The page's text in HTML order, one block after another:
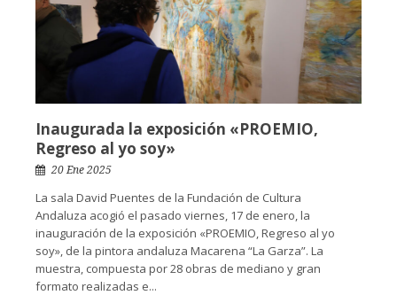
Inaugurada la exposición «PROEMIO,
Regreso al yo soy»
20 Ene 2025
La sala David Puentes de la Fundación de Cultura
Andaluza acogió el pasado viernes, 17 de enero, la
inauguración de la exposición «PROEMIO, Regreso al yo
soy», de la pintora andaluza Macarena “La Garza”. La
muestra, compuesta por 28 obras de mediano y gran
formato realizadas e...